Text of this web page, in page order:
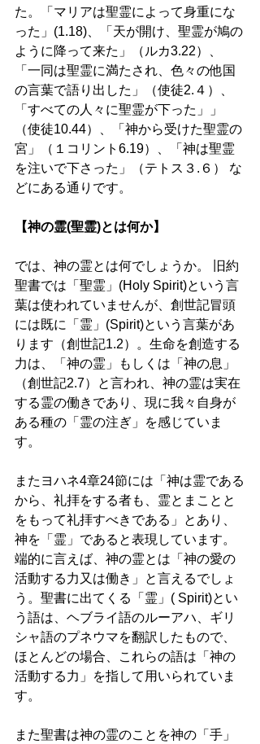
た。「マリアは聖霊によって身重にな
った」(1.18)、「天が開け、聖霊が鳩の
ように降って来た」（ルカ3.22）、
「一同は聖霊に満たされ、色々の他国
の言葉で語り出した」（使徒2.４）、
「すべての人々に聖霊が下った」」
（使徒10.44）、「神から受けた聖霊の
宮」（１コリント6.19）、「神は聖霊
を注いで下さった」（テトス３.６） な
どにある通りです。
【神の霊(聖霊)とは何か】
では、神の霊とは何でしょうか。 旧約
聖書では「聖霊」(Holy Spirit)という言
葉は使われていませんが、創世記冒頭
には既に「霊」(Spirit)という言葉があ
ります（創世記1.2）。生命を創造する
力は、「神の霊」もしくは「神の息」
（創世記2.7）と言われ、神の霊は実在
する霊の働きであり、現に我々自身が
ある種の「霊の注ぎ」を感じていま
す。
またヨハネ4章24節には「神は霊である
から、礼拝をする者も、霊とまことと
をもって礼拝すべきである」とあり、
神を「霊」であると表現しています。
端的に言えば、神の霊とは「神の愛の
活動する力又は働き」と言えるでしょ
う。聖書に出てくる「霊」( Spirit)とい
う語は、ヘブライ語のルーアハ、ギリ
シャ語のプネウマを翻訳したもので、
ほとんどの場合、これらの語は「神の
活動する力」を指して用いられていま
す。
また聖書は神の霊のことを神の「手」